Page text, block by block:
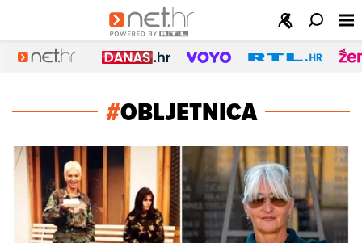
#OBLJETNICA